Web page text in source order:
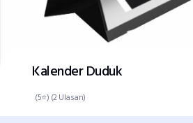
Kalender Duduk
(5⭐) (2 Ulasan)